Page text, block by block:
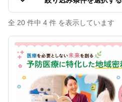
全 20 件中 4 件 を表示しています